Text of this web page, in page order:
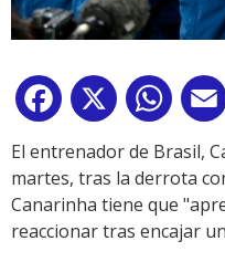
Facebook
X
El entrenador de Brasil,
martes, tras la derrota
Canarinha tiene que
reaccionar tras encajar